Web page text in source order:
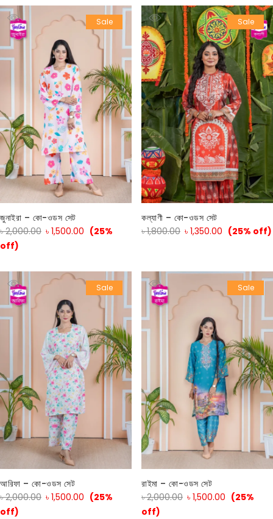
Sale
জুনাইরা – কো-ওডস সেট
৳2,000.00 ৳ 1,500.00 (25%
off)
Sale
কল্যাণী – কো-ওডস সেট
৳1,800.00 ৳ 1,350.00 (25% off)
Sale
আরিফা – কো-ওডস সেট
৳2,000.00 ৳ 1,500.00 (25%
off)
Sale
রাইমা – কো-ওডস সেট
৳2,000.00 ৳ 1,500.00 (25%
off)